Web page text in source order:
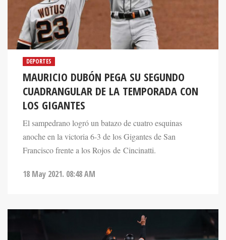
DEPORTES
MAURICIO DUBÓN PEGA SU SEGUNDO
CUADRANGULAR DE LA TEMPORADA CON
LOS GIGANTES
El sampedrano logró un batazo de cuatro esquinas
anoche en la victoria 6-3 de los Gigantes de San
Francisco frente a los Rojos de Cincinatti.
18 May 2021. 08:48 AM